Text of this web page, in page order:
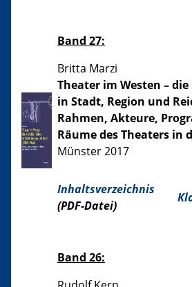
Band 27:
Britta Marzi
Theater im Westen –
in Stadt, Region und
Rahmen, Akteure,
Räume des Theaters in
Münster 2017
Inhaltsverzeichnis
(PDF-Datei)
Band 26: